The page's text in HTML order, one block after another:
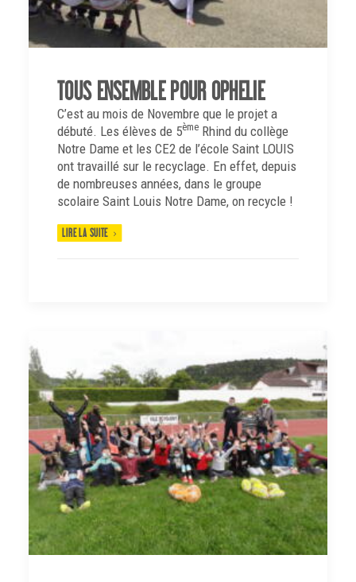
TOUS ENSEMBLE POUR OPHELIE
C’est au mois de Novembre que le projet a
débuté. Les élèves de 5ème Rhind du collège
Notre Dame et les CE2 de l’école Saint LOUIS
ont travaillé sur le recyclage. En effet, depuis
de nombreuses années, dans le groupe
scolaire Saint Louis Notre Dame, on recycle !
LIRE LA SUITE